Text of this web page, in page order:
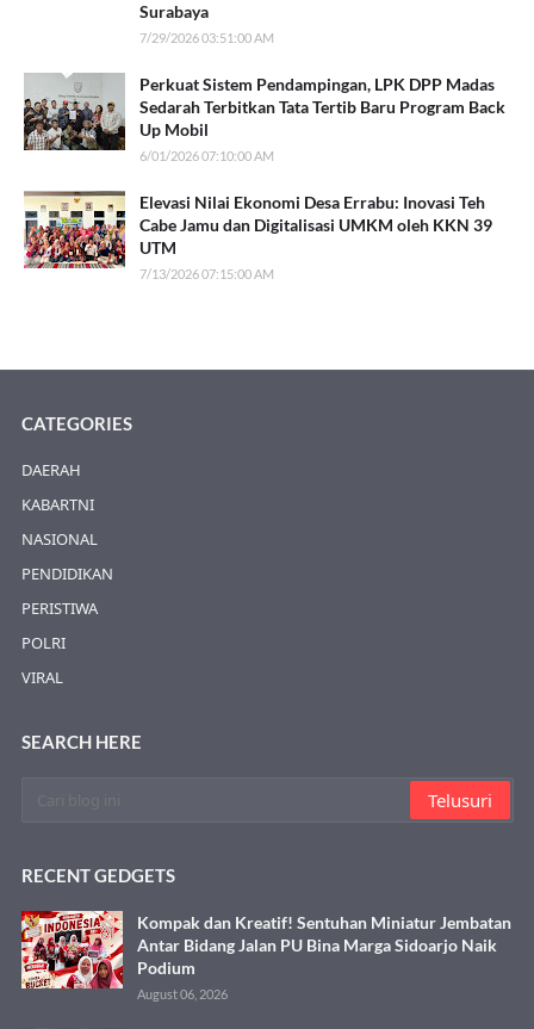
Surabaya
7/29/2026 03:51:00 AM
Perkuat Sistem Pendampingan, LPK DPP Madas
Sedarah Terbitkan Tata Tertib Baru Program Back
Up Mobil
6/01/2026 07:10:00 AM
Elevasi Nilai Ekonomi Desa Errabu: Inovasi Teh
Cabe Jamu dan Digitalisasi UMKM oleh KKN 39
UTM
7/13/2026 07:15:00 AM
CATEGORIES
DAERAH
KABARTNI
NASIONAL
PENDIDIKAN
PERISTIWA
POLRI
VIRAL
SEARCH HERE
RECENT GEDGETS
Kompak dan Kreatif! Sentuhan Miniatur Jembatan
Antar Bidang Jalan PU Bina Marga Sidoarjo Naik
Podium
August 06, 2026